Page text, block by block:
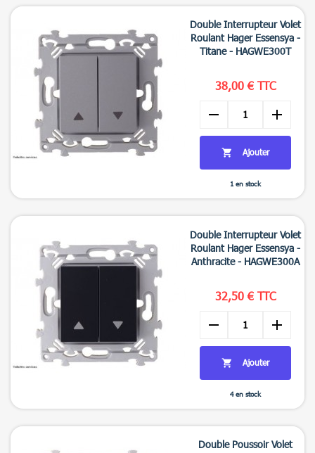

Aperçu rapide
Double Interrupteur Volet
Roulant Hager Essensya -
Titane - HAGWE300T
38,00 € TTC
remove add
 Ajouter
1 en stock

Double Interrupteur Volet
Roulant Hager Essensya -
Anthracite - HAGWE300A
32,50 € TTC
remove add
 Ajouter
4 en stock
Double Poussoir Volet